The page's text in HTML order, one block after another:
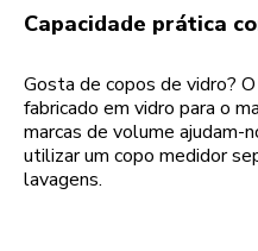
Capacidade prática
Gosta de copos de vidro?
fabricado em vidro para o
marcas de volume ajudam-
utilizar um copo medidor
lavagens.